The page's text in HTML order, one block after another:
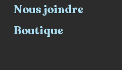
Nous joindre
Boutique